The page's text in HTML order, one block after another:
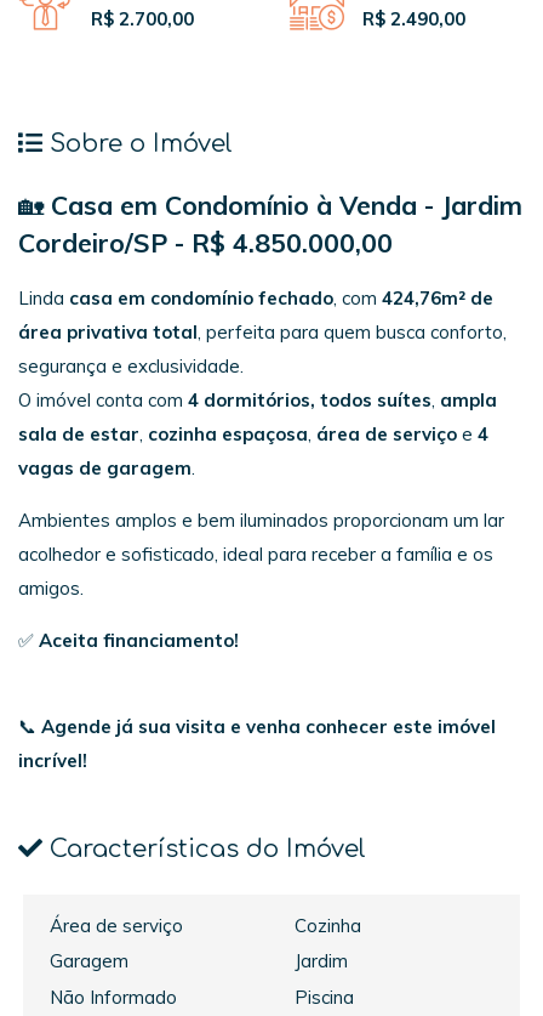
R$ 2.700,00 R$ 2.490,00
Sobre o Imóvel
🏡 Casa em Condomínio à Venda - Jardim
Cordeiro/SP - R$ 4.850.000,00
Linda casa em condomínio fechado, com 424,76m² de
área privativa total, perfeita para quem busca conforto,
segurança e exclusividade.
O imóvel conta com 4 dormitórios, todos suítes, ampla
sala de estar, cozinha espaçosa, área de serviço e 4
vagas de garagem.
Ambientes amplos e bem iluminados proporcionam um lar
acolhedor e sofisticado, ideal para receber a família e os
amigos.
✅ Aceita financiamento!
📞 Agende já sua visita e venha conhecer este imóvel
incrível!
Características do Imóvel
Área de serviço
Cozinha
Garagem
Jardim
Não Informado
Piscina